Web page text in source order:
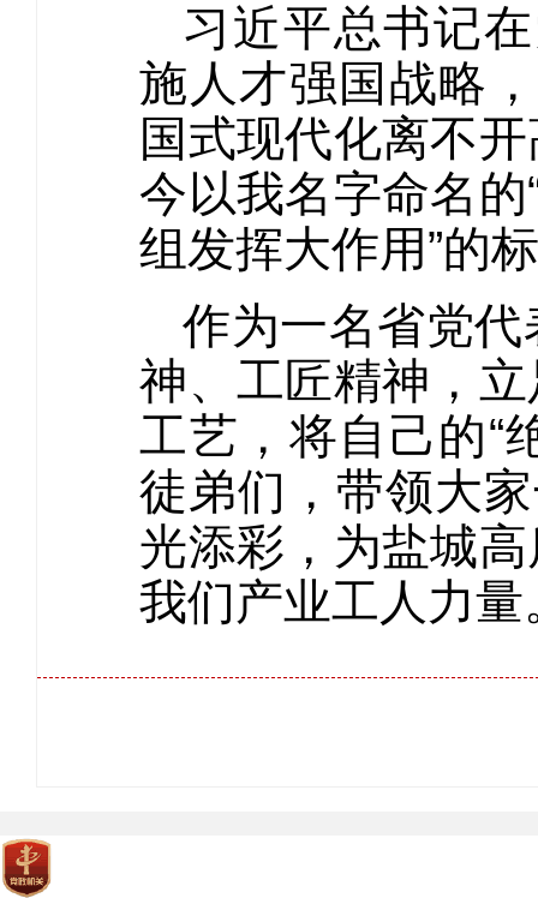
习近平总书记
施人才强国战略
国式现代化离不
今以我名字命名的
组发挥大作用”的
作为一名省党
神、工匠精神，
工艺，将自己的“
徒弟们，带领大
光添彩，为盐城
我们产业工人力量